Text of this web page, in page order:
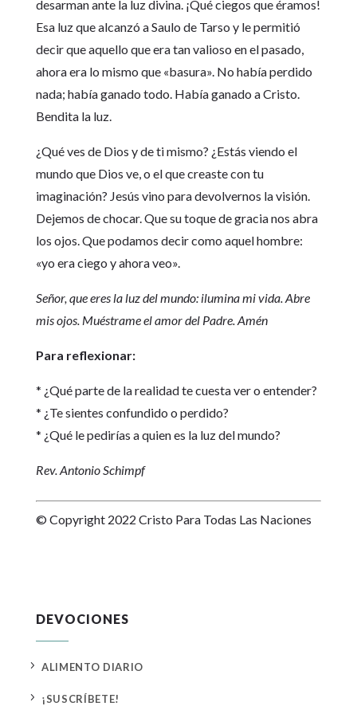
desarman ante la luz divina. ¡Qué ciegos que éramos!
Esa luz que alcanzó a Saulo de Tarso y le permitió
decir que aquello que era tan valioso en el pasado,
ahora era lo mismo que «basura». No había perdido
nada; había ganado todo. Había ganado a Cristo.
Bendita la luz.
¿Qué ves de Dios y de ti mismo? ¿Estás viendo el
mundo que Dios ve, o el que creaste con tu
imaginación? Jesús vino para devolvernos la visión.
Dejemos de chocar. Que su toque de gracia nos abra
los ojos. Que podamos decir como aquel hombre:
«yo era ciego y ahora veo».
Señor, que eres la luz del mundo: ilumina mi vida. Abre
mis ojos. Muéstrame el amor del Padre. Amén
Para reflexionar:
* ¿Qué parte de la realidad te cuesta ver o entender?
* ¿Te sientes confundido o perdido?
* ¿Qué le pedirías a quien es la luz del mundo?
Rev. Antonio Schimpf
© Copyright 2022 Cristo Para Todas Las Naciones
DEVOCIONES
5 ALIMENTO DIARIO
5 ¡SUSCRÍBETE!